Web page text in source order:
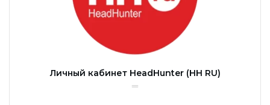
Личный кабинет HeadHunter (HH RU)